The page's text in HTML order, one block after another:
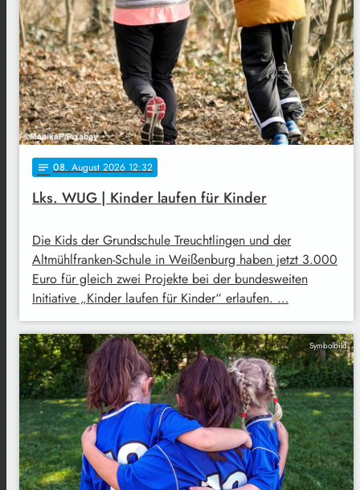
notes 08. August 2026 12:32
Lks. WUG | Kinder laufen für Kinder
Die Kids der Grundschule Treuchtlingen und der
Altmühlfranken-Schule in Weißenburg haben jetzt 3.000
Euro für gleich zwei Projekte bei der bundesweiten
Initiative „Kinder laufen für Kinder“ erlaufen. …
Symbolbild